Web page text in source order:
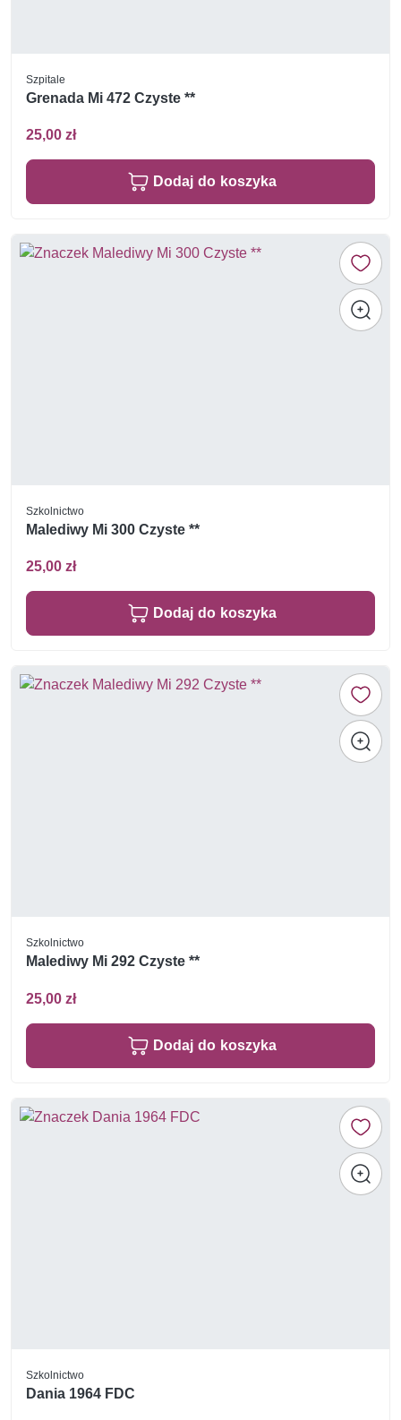
Szpitale
Grenada Mi 472 Czyste **
25,00 zł
Dodaj do koszyka
Szkolnictwo
Malediwy Mi 300 Czyste **
25,00 zł
Dodaj do koszyka
Szkolnictwo
Malediwy Mi 292 Czyste **
25,00 zł
Dodaj do koszyka
Szkolnictwo
Dania 1964 FDC